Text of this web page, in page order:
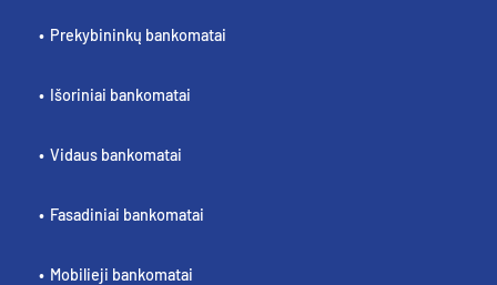
Prekybininkų bankomatai
Išoriniai bankomatai
Vidaus bankomatai
Fasadiniai bankomatai
Mobilieji bankomatai